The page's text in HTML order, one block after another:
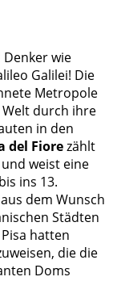
wie
Galilei! Die
Metropole
durch ihre
in den
del Fiorezählt
weist eine
ins 13.
dem Wunsch
Städten
hatten
die die
Doms